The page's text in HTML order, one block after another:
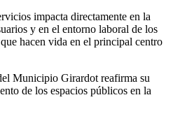
impacta directamente en la
y en el entorno laboral de los
hacen vida en el principal centro
Municipio Girardot reafirma su
de los espacios públicos en la